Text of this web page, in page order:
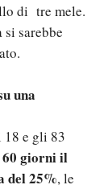
di tre mele.
si sarebbe
una
e gli 83
60 giorni il
del 25%, le